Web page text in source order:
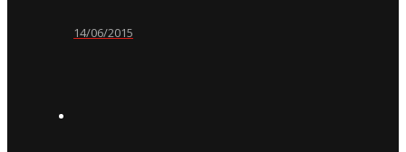
14/06/2015